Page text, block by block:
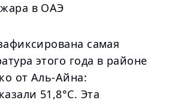
в ОАЭ
самая
этого года в районе
от Аль-Айна:
51,8°C. Эта